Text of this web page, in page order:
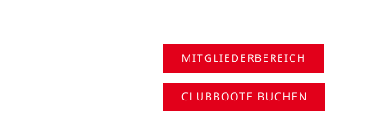
MITGLIEDERBEREICH
CLUBBOOTE BUCHEN